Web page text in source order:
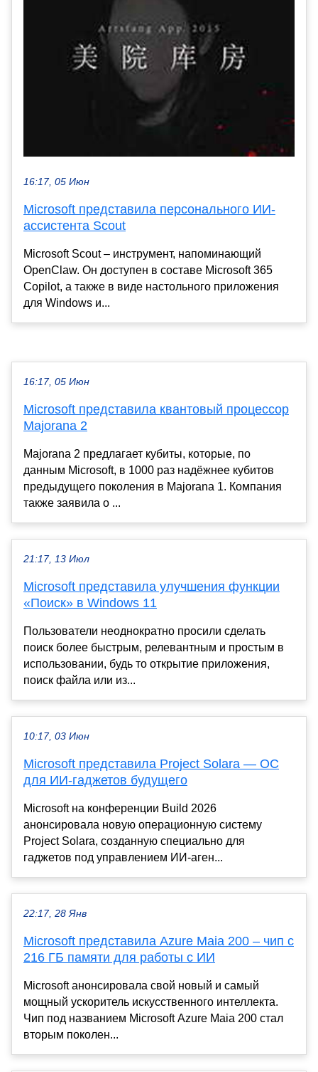
16:17, 05 Июн
Microsoft представила персонального ИИ-
ассистента Scout
Microsoft Scout – инструмент, напоминающий
OpenClaw. Он доступен в составе Microsoft 365
Copilot, а также в виде настольного приложения
для Windows и...
16:17, 05 Июн
Microsoft представила квантовый процессор
Majorana 2
Majorana 2 предлагает кубиты, которые, по
данным Microsoft, в 1000 раз надёжнее кубитов
предыдущего поколения в Majorana 1. Компания
также заявила о ...
21:17, 13 Июл
Microsoft представила улучшения функции
«Поиск» в Windows 11
Пользователи неоднократно просили сделать
поиск более быстрым, релевантным и простым в
использовании, будь то открытие приложения,
поиск файла или из...
10:17, 03 Июн
Microsoft представила Project Solara — ОС
для ИИ-гаджетов будущего
Microsoft на конференции Build 2026
анонсировала новую операционную систему
Project Solara, созданную специально для
гаджетов под управлением ИИ-аген...
22:17, 28 Янв
Microsoft представила Azure Maia 200 – чип с
216 ГБ памяти для работы с ИИ
Microsoft анонсировала свой новый и самый
мощный ускоритель искусственного интеллекта.
Чип под названием Microsoft Azure Maia 200 стал
вторым поколен...